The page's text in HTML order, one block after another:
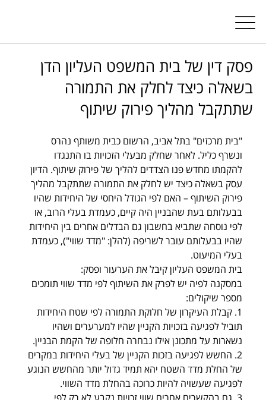
פסק דין של בית המשפט העליון הדן
בשאלה כיצד לחלק את התמורה
שתתקבל מהליך פירוק שיתוף
"בית מרכזים" בתל אביב, הרשום כבית משותף נהרס
ונשרף כליל. לאחר שחלק מבעלי הזכויות בו התנגדו
להקמתו מחדש פנו הצדדים להליך של פירוק שיתוף. הדיון
עסק בשאלה כיצד יש לחלק את התמורה שתתקבל מהליך
פירוק השיתוף – האם לפי הגודל היחסי של היחידות שהיו
בבעלותם בעת שהבניין היה קיים, כעמדת בעלי הרוב, או
לפי נוסחה שתביא בחשבון גם הבדלים אחרים בין היחידות
שהיו בבעלותם עובר לשריפה (להלן: "מדד שווי"), כעמדת
בעלי המיעוט.
בית המשפט העליון קיבל את הערעור ופסק:
במסקנה לפיה יש לפרק את השיתוף לפי מדד שווי תומכים
מספר שיקולים:
1. קבלת העיקרון של חלוקת התמורה לפי שטח היחידות
תוביל לפגיעה בזכויות הקניין שהיו למערערים ושהיו
נשארות על מתכונן אילו נבחרה חלופה של הקמת הבניין.
2. החשש לפגיעה בזכות הקניין של בעלי היחידות במקרים
של החלת מדד השטח יהא תמיד גדול יותר מהחשש הנוגע
לפגיעה שעשויה להיות כרוכה בהחלת מדד השווי.